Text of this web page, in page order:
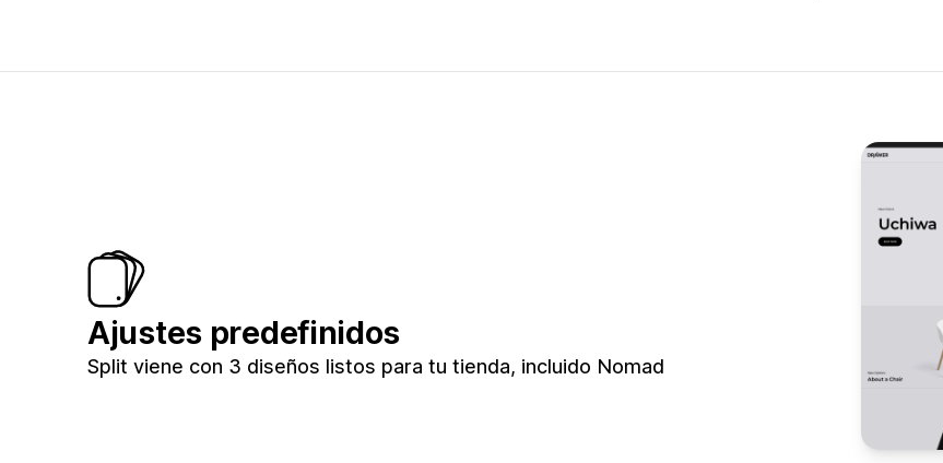
Ajustes predefinidos
Split viene con 3 diseños listos para tu tienda, incluido Nomad